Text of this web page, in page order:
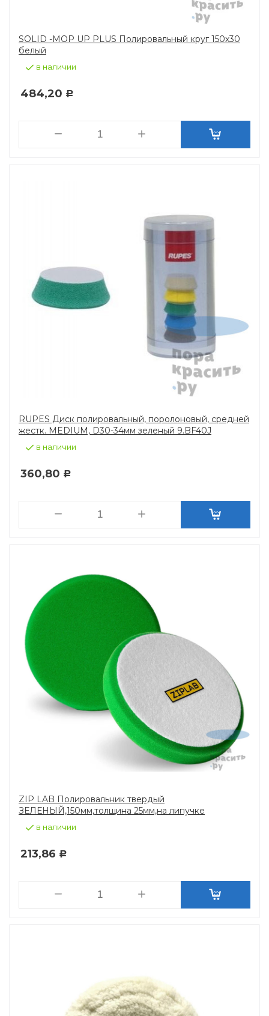
SOLID -MOP UP PLUS Полировальный круг 150х30
белый
в наличии
484,20 Р
RUPES Диск полировальный, поролоновый, средней
жестк. MEDIUM, D30-34мм зеленый 9.BF40J
в наличии
360,80 Р
ZIP LAB Полировальник твердый
ЗЕЛЕНЫЙ,150мм,толщина 25мм,на липучке
в наличии
213,86 Р